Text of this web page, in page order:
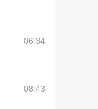
06:34
08:43